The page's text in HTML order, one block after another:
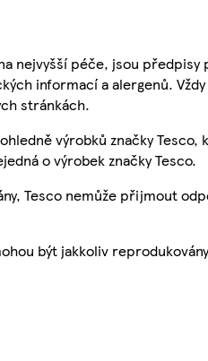
nejvyšší péče, jsou
informací a alergenů.
stránkách.
výrobků značky
o výrobek značky Tesco.
Tesco nemůže přijmout
být jakkoliv